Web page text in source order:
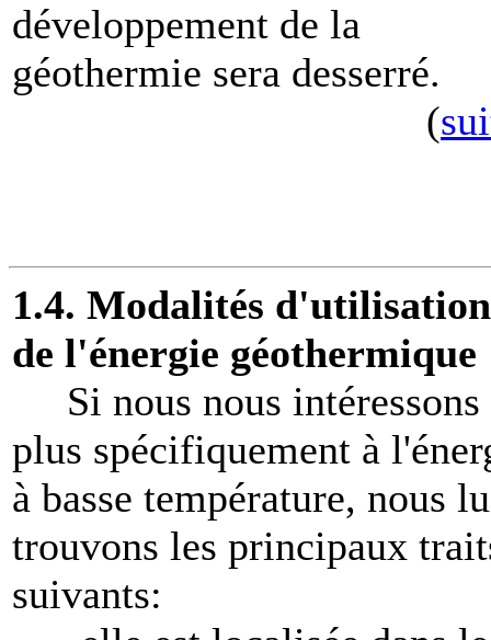
développement de la
géothermie sera desserré.
(
1.4. Modalités d'utilisation
de l'énergie géothermique
Si nous nous intéressons
plus spécifiquement à
à basse température, nous
trouvons les principaux
suivants: